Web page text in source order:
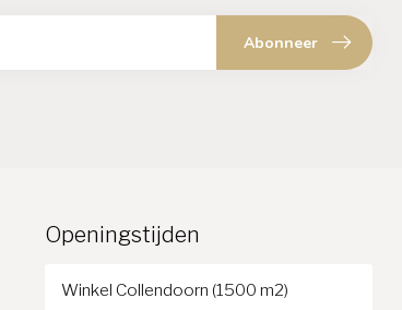
Abonneer
Openingstijden
Winkel Collendoorn (1500 m2)